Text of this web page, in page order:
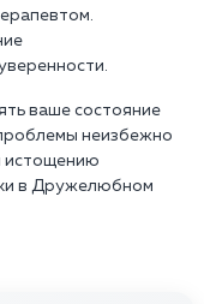
ваше состояние
неизбежно
истощению
в Дружелюбном